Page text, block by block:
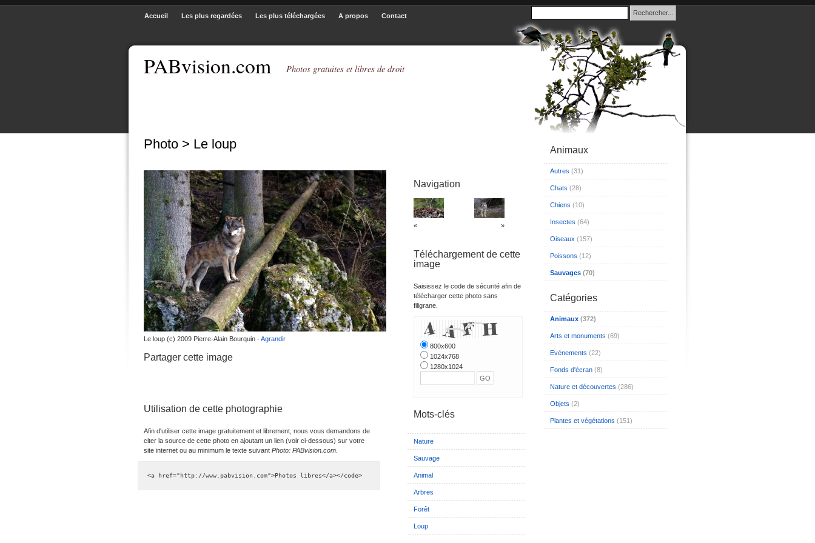
PABvision.com Photos gratuites et libres de droit
Accueil Les plus regardées Les plus téléchargées A propos Contact
Photo > Le loup
Le loup (c) 2009 Pierre-Alain Bourquin -Agrandir
Partager cette image
Utilisation de cette photographie
Afin d'utiliser cette image gratuitement et librement, nous vous demandons de
citer la source de cette photo en ajoutant un lien (voir ci-dessous) sur votre
site internet ou au minimum le texte suivant Photo: PABvision.com
<a href="http://www.pabvision.com">Photos libres</a></code>
Navigation
« »
Téléchargement de cette
image
Saisissez le code de sécurité afin de
télécharger cette photo sans
filigrane.
800x600
1024x768
1280x1024
Mots-clés
Nature
Sauvage
Animal
Arbres
Forêt
Loup
Animaux
Autres (31)
Chats (28)
Chiens (10)
Insectes (64)
Oiseaux (157)
Poissons (12)
Sauvages (70)
Catégories
Animaux (372)
Arts et monuments (69)
Evénements (22)
Fonds d'écran (8)
Nature et découvertes (286)
Objets (2)
Plantes et végétations (151)